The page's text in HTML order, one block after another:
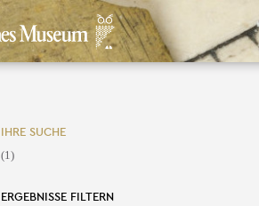
IHRE SUCHE
(1)
ERGEBNISSE FILTERN